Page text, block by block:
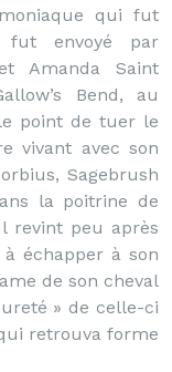
qui fut
envoyé par
Amanda Saint
Bend, au
point de tuer le
vivant avec son
Sagebrush
la poitrine de
revint peu après
échapper à son
de son cheval
» de celle-ci
retrouva forme